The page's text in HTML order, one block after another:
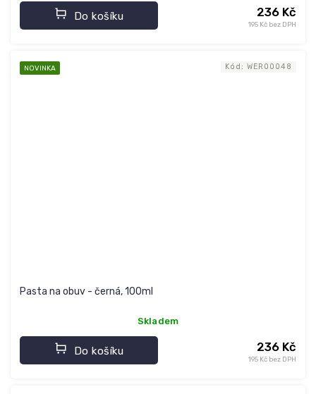
195 Kč bez DPH
236 Kč
Do košíku
NOVINKA
Pasta na obuv - černá, 100ml
Skladem
195 Kč bez DPH
236 Kč
Do košíku
Kód: WER00048